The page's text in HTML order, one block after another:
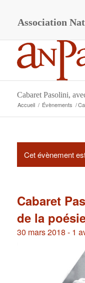
AssociationN
Cabaret Pasolini,
Accueil / Évènements /
Cet évènement
Cabaret
de la
30 mars 2018 - 1